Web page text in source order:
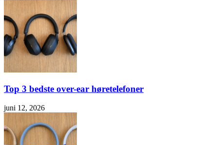
Top 3 bedste over-ear høretelefoner
juni 12, 2026